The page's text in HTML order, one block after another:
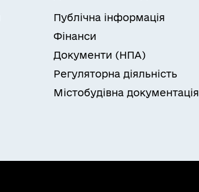
Публічна інформація
Фінанси
Документи (НПА)
Регуляторна діяльність
Містобудівна документація